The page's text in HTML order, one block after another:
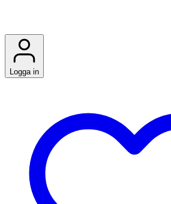
Logga in